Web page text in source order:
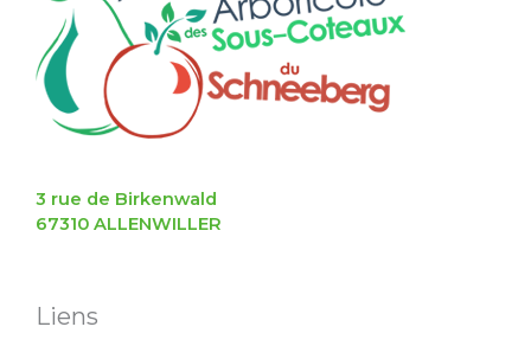
3 rue de Birkenwald
67310 ALLENWILLER
Liens